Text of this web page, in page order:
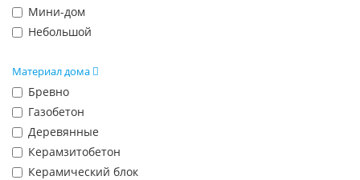
Мини-дом
Небольшой
Материал дома
Бревно
Газобетон
Деревянные
Керамзитобетон
Керамический блок